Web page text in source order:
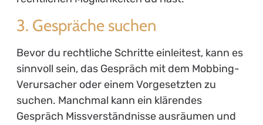
3. Gespräche suchen
Bevor du rechtliche Schritte einleitest, kann es
sinnvoll sein, das Gespräch mit dem Mobbing-
Verursacher oder einem Vorgesetzten zu
suchen. Manchmal kann ein klärendes
Gespräch Missverständnisse ausräumen und